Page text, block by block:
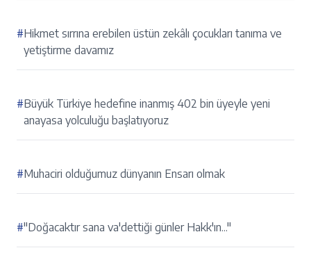
#Hikmet sırrına erebilen üstün zekâlı çocukları tanıma ve
yetiştirme davamız
#Büyük Türkiye hedefine inanmış 402 bin üyeyle yeni
anayasa yolculuğu başlatıyoruz
#Muhaciri olduğumuz dünyanın Ensarı olmak
#"Doğacaktır sana va'dettiği günler Hakk'ın..."